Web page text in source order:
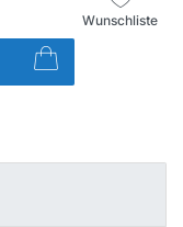
Wunschliste